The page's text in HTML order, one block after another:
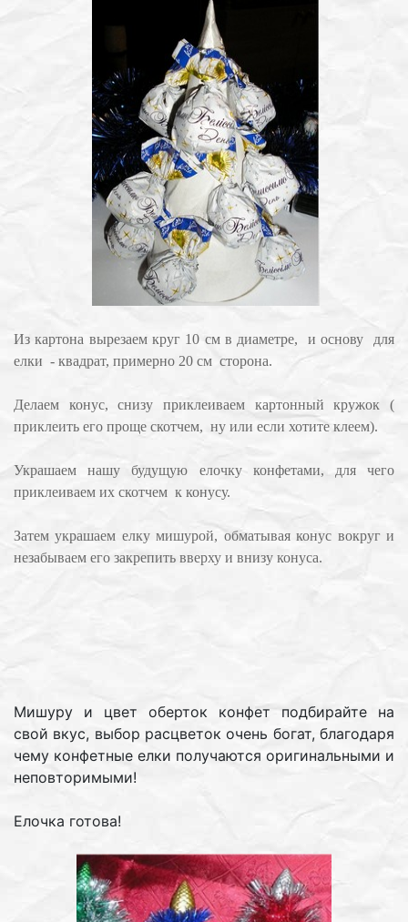
Из картона вырезаем круг 10 см в диаметре, и основу для
елки - квадрат, примерно 20 см сторона.
Делаем конус, снизу приклеиваем картонный кружок (
приклеить его проще скотчем, ну или если хотите клеем).
Украшаем нашу будущую елочку конфетами, для чего
приклеиваем их скотчем к конусу.
Затем украшаем елку мишурой, обматывая конус вокруг и
незабываем его закрепить вверху и внизу конуса.
Мишуру и цвет оберток конфет подбирайте на
свой вкус, выбор расцветок очень богат, благодаря
чему конфетные елки получаются оригинальными и
неповторимыми!
Елочка готова!